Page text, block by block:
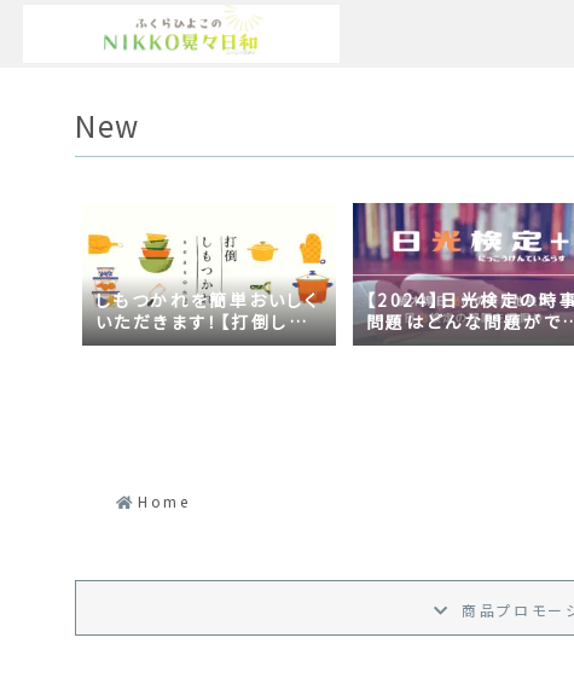
New
しもつかれを簡単おいしく
いただきます！【打倒しも
つかれｓｅａｓｏｎ２】
【2024】日光検定の時
問題はどんな問題がで
の？2023年の時事問題
Home
商品プロモー